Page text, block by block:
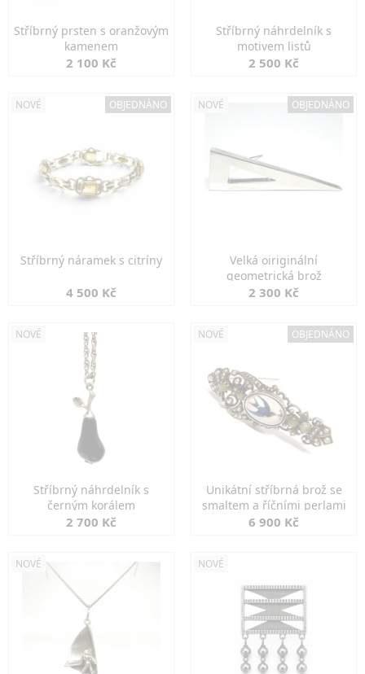
Stříbrný prsten s oranžovým
kamenem
2 100 Kč
Stříbrný náhrdelník s
motivem listů
2 500 Kč
NOVÉ OBJEDNÁNO
Stříbrný náramek s citríny
4 500 Kč
NOVÉ OBJEDNÁNO
Velká oiriginální
geometrická brož
2 300 Kč
NOVÉ
Stříbrný náhrdelník s
černým korálem
2 700 Kč
NOVÉ OBJEDNÁNO
Unikátní stříbrná brož se
smaltem a říčními perlami
6 900 Kč
NOVÉ NOVÉ